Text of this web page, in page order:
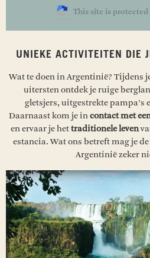
This site is protected
UNIEKE ACTIVITEITEN DIE
Wat te doen in Argentinië? Tijdens
uitersten ontdek je ruige
gletsjers, uitgestrekte pampa’s
Daarnaast kom je incontact met
en ervaar je hettraditionele leven
estancia. Wat ons betreft mag je
Argentinië zeker